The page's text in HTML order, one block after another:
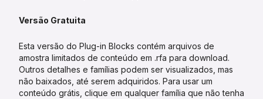
Versão Gratuita
Esta versão do Plug-in Blocks contém arquivos de
amostra limitados de conteúdo em .rfa para download.
Outros detalhes e famílias podem ser visualizados, mas
não baixados, até serem adquiridos. Para usar um
conteúdo grátis, clique em qualquer família que não tenha